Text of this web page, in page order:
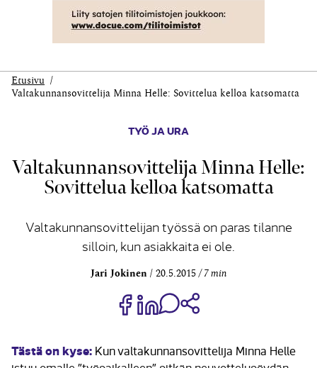
Etusivu
Valtakunnansovittelija Minna Helle: Sovittelua kelloa katsomatta
TYÖ JA URA
Valtakunnansovittelija Minna Helle:
Sovittelua kelloa katsomatta
Valtakunnansovittelijan työssä on paras tilanne
silloin, kun asiakkaita ei ole.
Jari Jokinen 20.5.2015 7 min
Jaa Share on Facebook
Jaa Share on LinkedIn
Jaa WhatsApp-viestinä
Tästä on kyse: Kun valtakunnansovittelija Minna Helle